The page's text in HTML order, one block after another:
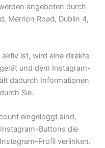
angeboten durch
Merrion Road, Dublin 4,
ist, wird eine direkte
und dem Instagram-
dadurch Informationen
Sie.
eingeloggt sind,
Buttons die
Profil verlinken.